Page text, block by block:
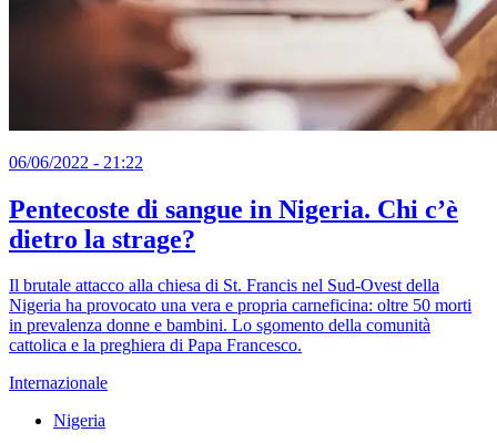
06/06/2022 - 21:22
Pentecoste di sangue in Nigeria. Chi c’è
dietro la strage?
Il brutale attacco alla chiesa di St. Francis nel Sud-Ovest della
Nigeria ha provocato una vera e propria carneficina: oltre 50 morti
in prevalenza donne e bambini. Lo sgomento della comunità
cattolica e la preghiera di Papa Francesco.
Internazionale
Nigeria